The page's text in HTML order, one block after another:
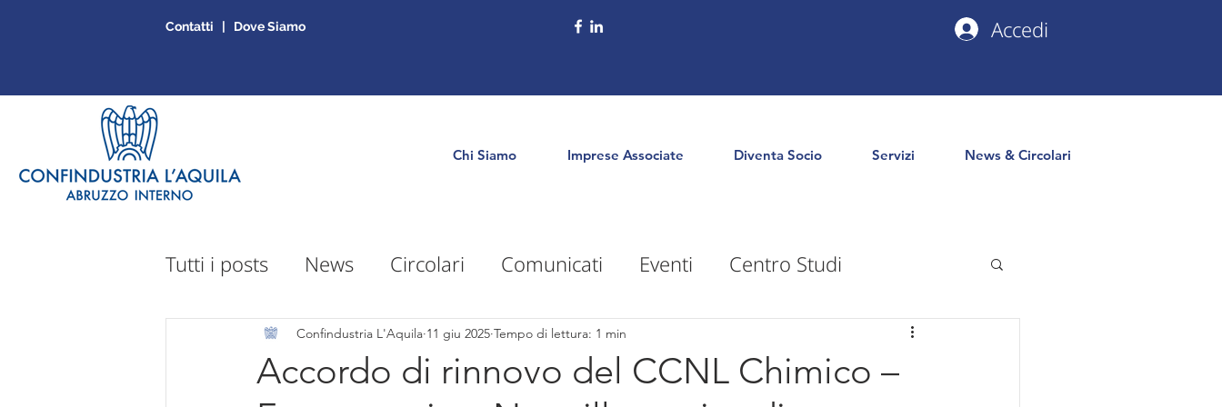
Contatti | Dove Siamo Accedi
Chi Siamo Imprese Associate Diventa Socio Servizi News & Circolari
Tutti i posts News Circolari Comunicati Eventi Centro Studi
Sportello Mepa Appuntamenti Territorio PNRR
Accordo di rinnovo del CCNL Chimico –
Confindustria L'Aquila 11 giu 2025 Tempo di lettura: 1 min